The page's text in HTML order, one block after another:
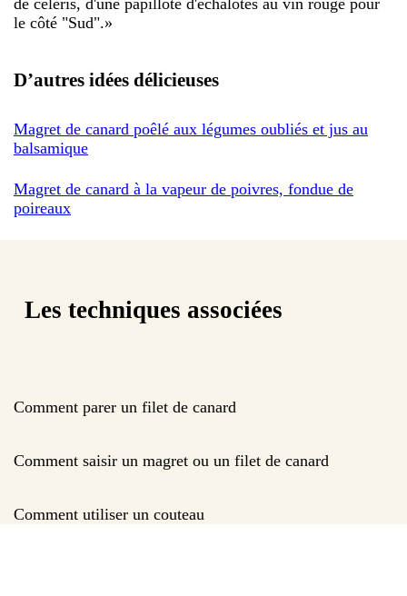
le côté "Sud".»
D’autres idées délicieuses
Magret de canard poêlé aux légumes oubliés et jus au
balsamique
Magret de canard à la vapeur de poivres, fondue de
poireaux
Les techniques associées
Comment parer un filet de canard
Comment saisir un magret ou un filet de canard
Comment utiliser un couteau